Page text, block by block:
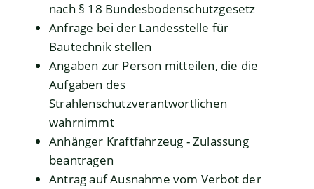
nach § 18 Bundesbodenschutzgesetz
Anfrage bei der Landesstelle für
Bautechnik stellen
Angaben zur Person mitteilen, die die
Aufgaben des
Strahlenschutzverantwortlichen
wahrnimmt
Anhänger Kraftfahrzeug - Zulassung
beantragen
Antrag auf Ausnahme vom Verbot der